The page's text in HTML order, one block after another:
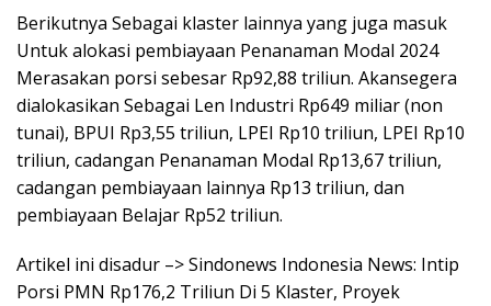
Berikutnya Sebagai klaster lainnya yang juga masuk
Untuk alokasi pembiayaan Penanaman Modal 2024
Merasakan porsi sebesar Rp92,88 triliun. Akansegera
dialokasikan Sebagai Len Industri Rp649 miliar (non
tunai), BPUI Rp3,55 triliun, LPEI Rp10 triliun, LPEI Rp10
triliun, cadangan Penanaman Modal Rp13,67 triliun,
cadangan pembiayaan lainnya Rp13 triliun, dan
pembiayaan Belajar Rp52 triliun.
Artikel ini disadur –> Sindonews Indonesia News: Intip
Porsi PMN Rp176,2 Triliun Di 5 Klaster, Proyek